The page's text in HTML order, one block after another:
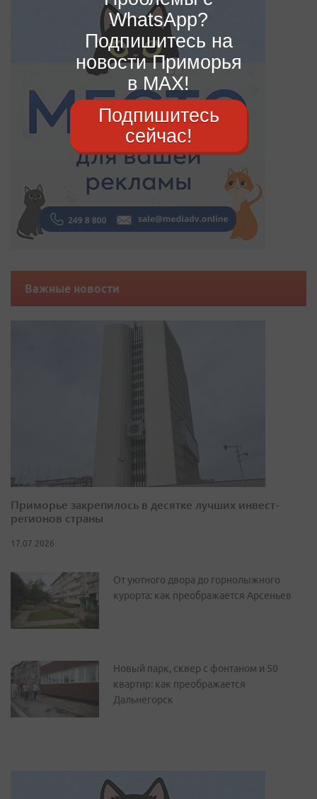
Важные новости
Приморье закрепилось в десятке лучших инвест-
регионов страны
17.07.2026
От уютного двора до горнолыжного
курорта: как преображается Арсеньев
Новый парк, сквер с фонтаном и 50
квартир: как преображается
Дальнегорск
WhatsApp?
Подпишитесь на
новости Приморья
в MAX!
Подпишитесь
сейчас!